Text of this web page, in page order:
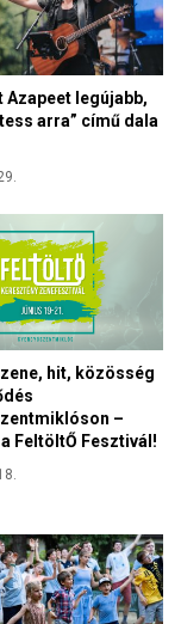
Azapeet legújabb,
arra” című dala
zene, hit, közösség
–
FeltöltŐ Fesztivál!